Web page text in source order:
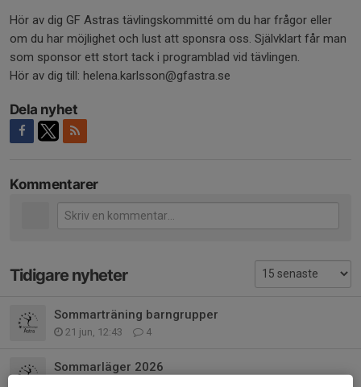
Hör av dig GF Astras tävlingskommitté om du har frågor eller
om du har möjlighet och lust att sponsra oss. Självklart får man
som sponsor ett stort tack i programblad vid tävlingen.
Hör av dig till: helena.karlsson@gfastra.se
Dela nyhet
Kommentarer
Tidigare nyheter
Sommarträning barngrupper
21 jun, 12:43 4
Sommarläger 2026